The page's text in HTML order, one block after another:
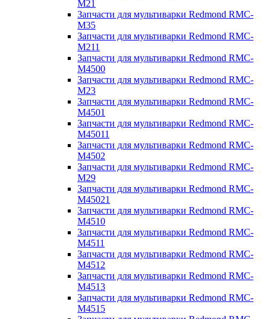
M21
Запчасти для мультиварки Redmond RMC-
M35
Запчасти для мультиварки Redmond RMC-
M211
Запчасти для мультиварки Redmond RMC-
M4500
Запчасти для мультиварки Redmond RMC-
M23
Запчасти для мультиварки Redmond RMC-
M4501
Запчасти для мультиварки Redmond RMC-
M45011
Запчасти для мультиварки Redmond RMC-
M4502
Запчасти для мультиварки Redmond RMC-
M29
Запчасти для мультиварки Redmond RMC-
M45021
Запчасти для мультиварки Redmond RMC-
M4510
Запчасти для мультиварки Redmond RMC-
M4511
Запчасти для мультиварки Redmond RMC-
M4512
Запчасти для мультиварки Redmond RMC-
M4513
Запчасти для мультиварки Redmond RMC-
M4515